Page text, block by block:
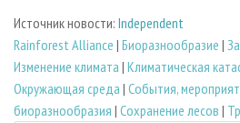
Источник новости: Independent
Rainforest Alliance | Биоразнообразие |
Изменение климата | Климатическая
Окружающая среда | События,
биоразнообразия | Сохранение лесов |